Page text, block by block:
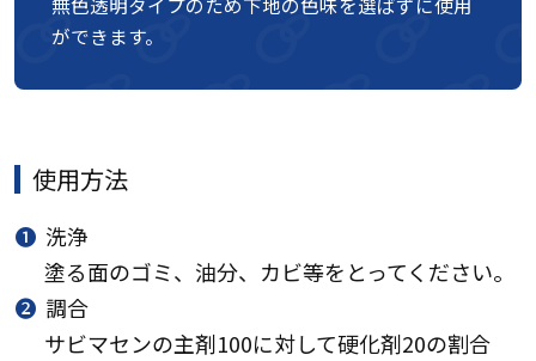
ができます。
使用方法
❶ 洗浄
塗る面のゴミ、油分、カビ等をとってください。
❷ 調合
サビマセンの主剤100に対して硬化剤20の割合